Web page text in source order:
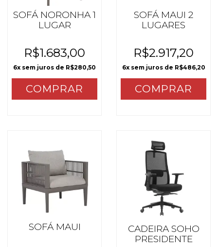
SOFÁ NORONHA 1
LUGAR
R$1.683,00
6x sem juros de R$280,50
COMPRAR
SOFÁ MAUI 2
LUGARES
R$2.917,20
6x sem juros de R$486,20
COMPRAR
SOFÁ MAUI
CADEIRA SOHO
PRESIDENTE